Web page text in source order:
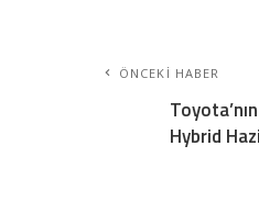
ÖNCEKI HABER
Hybrid